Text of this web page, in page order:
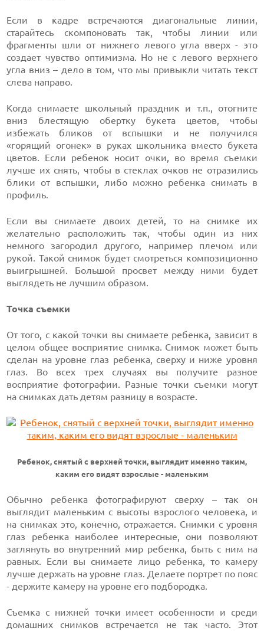
Если в кадре встречаются диагональные линии,
старайтесь скомпоновать так, чтобы линии или
фрагменты шли от нижнего левого угла вверх - это
создает чувство оптимизма. Но не с левого верхнего
угла вниз – дело в том, что мы привыкли читать текст
слева направо.
Когда снимаете школьный праздник и т.п., отогните
вниз блестящую обертку букета цветов, чтобы
избежать бликов от вспышки и не получился
«горящий огонек» в руках школьника вместо букета
цветов. Если ребенок носит очки, во время съемки
лучше их снять, чтобы в стеклах очков не отразились
блики от вспышки, либо можно ребенка снимать в
профиль.
Если вы снимаете двоих детей, то на снимке их
желательно расположить так, чтобы один из них
немного загородил другого, например плечом или
рукой. Такой снимок будет смотреться композиционно
выигрышней. Большой просвет между ними будет
выглядеть не лучшим образом.
Точка съемки
От того, с какой точки вы снимаете ребенка, зависит в
целом общее восприятие снимка. Снимок может быть
сделан на уровне глаз ребенка, сверху и ниже уровня
глаз. Во всех трех случаях вы получите разное
восприятие фотографии. Разные точки съемки могут
на снимках дать детям разницу в возрасте.
Ребенок, снятый с верхней точки, выглядит именно таким,
каким его видят взрослые - маленьким
Обычно ребенка фотографируют сверху – так он
выглядит маленьким с высоты взрослого человека, и
на снимках это, конечно, отражается. Снимки с уровня
глаз ребенка наиболее интересные, они позволяют
заглянуть во внутренний мир ребенка, быть с ним на
равных. Если вы снимаете лицо ребенка, то камеру
лучше держать на уровне глаз. Делаете портрет по пояс
- держите камеру на уровне его подбородка.
Съемка с нижней точки имеет особенности и среди
домашних снимков встречается не так часто. Этот